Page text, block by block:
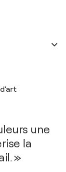
une
la
»